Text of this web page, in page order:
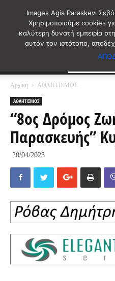
Αρχική ΑΘΛΗΤΙΣΜΟΣ
ΑΘΛΗΤΙΣΜΟΣ
“8ος Δρόμος
Παρασκευής”
20/04/2023
Images Agia Paraskevi
Χρησιμοποιούμε cookies
καλύτερη δυνατή εμπειρία
αυτόν τον ιστότοπο,